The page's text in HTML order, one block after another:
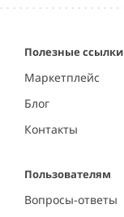
Полезные ссылки
Маркетплейс
Блог
Контакты
Пользователям
Вопросы-ответы